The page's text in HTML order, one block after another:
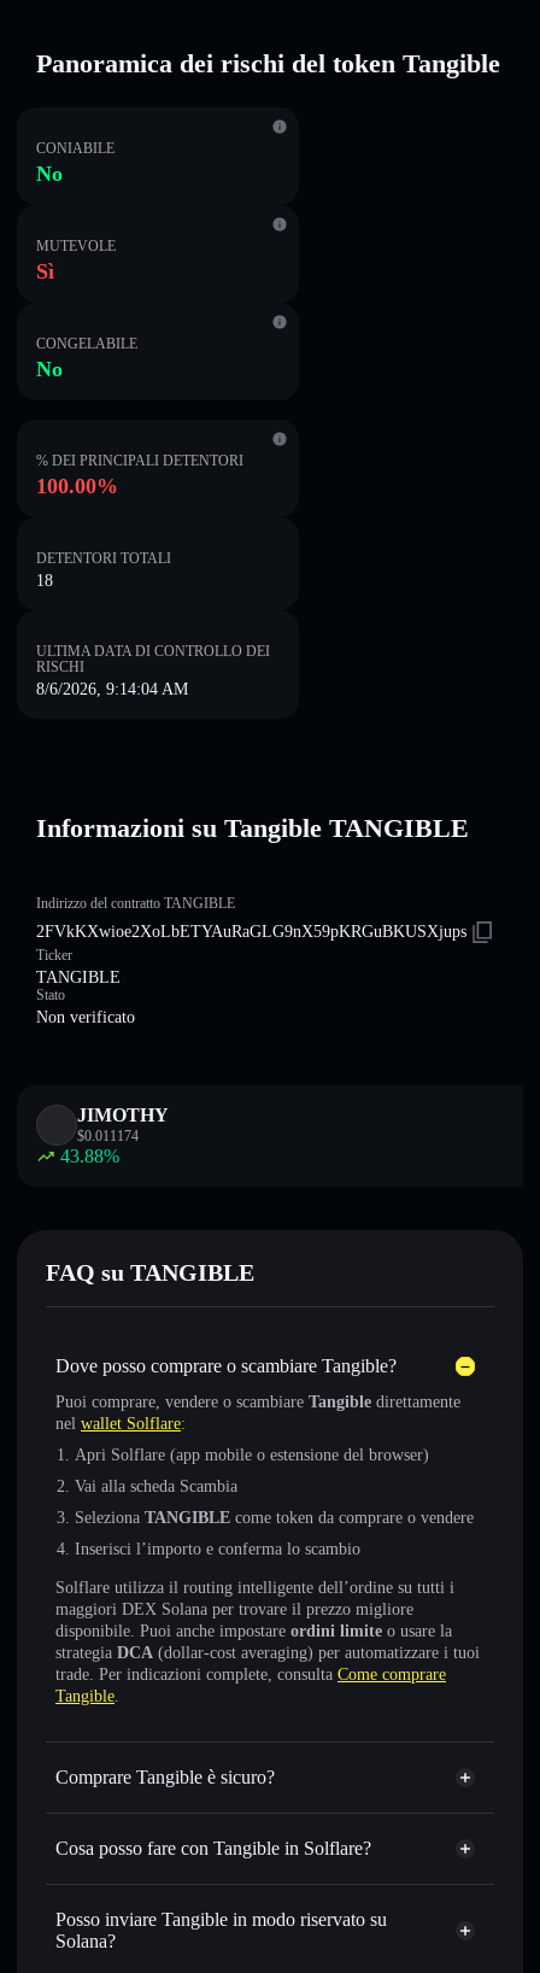
Panoramica dei rischi del token Tangible
CONIABILE
No
MUTEVOLE
Sì
CONGELABILE
No
% DEI PRINCIPALI DETENTORI
100.00%
DETENTORI TOTALI
18
ULTIMA DATA DI CONTROLLO DEI
RISCHI
8/6/2026, 9:14:04 AM
Informazioni su Tangible TANGIBLE
Indirizzo del contratto TANGIBLE
2FVkKXwioe2XoLbETYAuRaGLG9nX59pKRGuBKUSXjups
Ticker
TANGIBLE
Stato
Non verificato
JIMOTHY
$0.011174
43.88%
FAQ su TANGIBLE
Dove posso comprare o scambiare Tangible?
Puoi comprare, vendere o scambiare Tangible direttamente
nel wallet Solflare:
Apri Solflare (app mobile o estensione del browser)
Vai alla scheda Scambia
Seleziona TANGIBLE come token da comprare o vendere
Inserisci l’importo e conferma lo scambio
Solflare utilizza il routing intelligente dell’ordine su tutti i
maggiori DEX Solana per trovare il prezzo migliore
disponibile. Puoi anche impostare ordini limite o usare la
strategia DCA (dollar-cost averaging) per automatizzare i tuoi
trade. Per indicazioni complete, consulta Come comprare
Tangible.
Comprare Tangible è sicuro?
Tangible non è verificato
Cosa posso fare con Tangible in Solflare?
Tangible
wallet Solflare
Scambiare istantaneamente— scambia TANGIBLE in
SOL, USDC o in migliaia di altri token Solana al prezzo
Posso inviare Tangible in modo riservato su
Solana?